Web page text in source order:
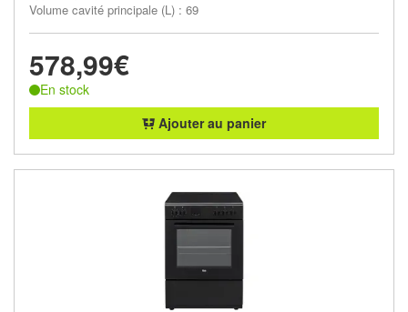
Volume cavité principale (L) : 69
578,99€
En stock
Ajouter au panier